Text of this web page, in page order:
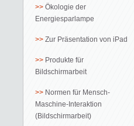
Ökologie der
Energiesparlampe
Zur Präsentation von iPad
Produkte für
Bildschirmarbeit
Normen für Mensch-
Maschine-Interaktion
(Bildschirmarbeit)